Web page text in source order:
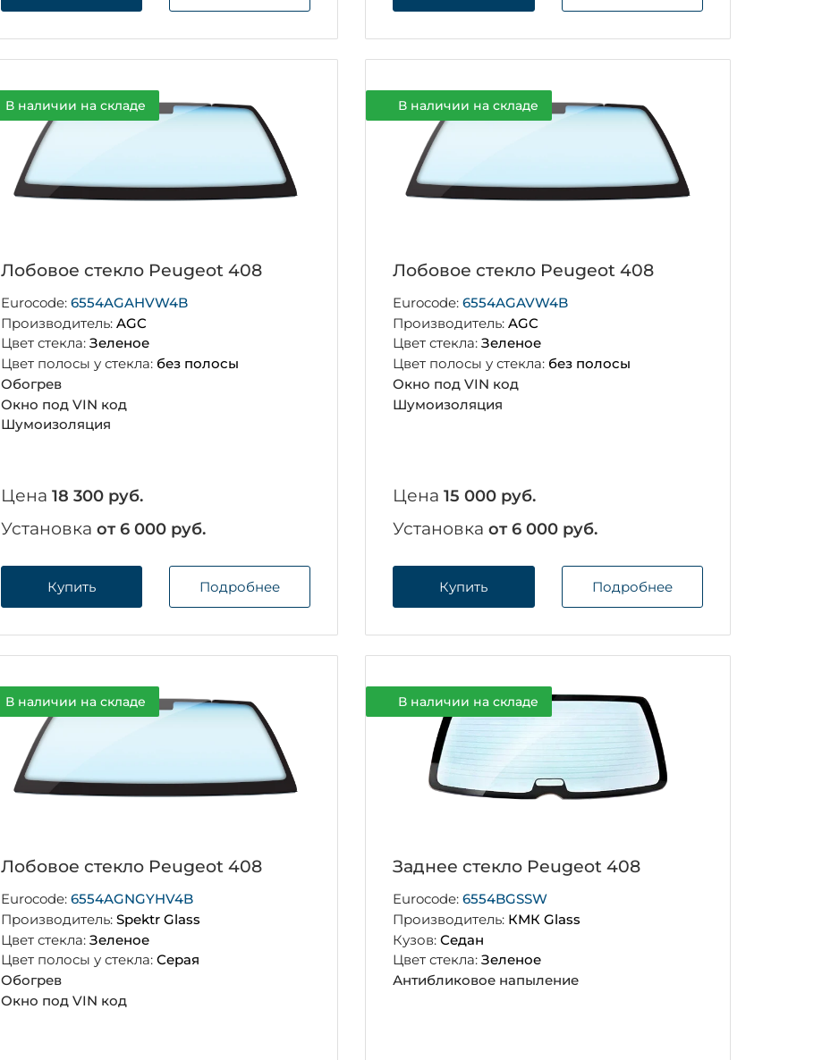
В наличии на складе
Лобовое стекло Peugeot 408
Eurocode: 6554AGAHVW4B
Производитель: AGC
Цвет стекла: Зеленое
Цвет полосы у стекла: без полосы
Обогрев
Окно под VIN код
Шумоизоляция
Цена 18 300 руб.
Установка от 6 000 руб.
Купить Подробнее
В наличии на складе
Лобовое стекло Peugeot 408
Eurocode:6554AGAVW4B
Производитель:AGC
Цвет стекла:Зеленое
Цвет полосы у стекла: без полосы
Окно под VIN код
Шумоизоляция
Цена15 000 руб.
Установкаот 6 000 руб.
Купить Подробнее
В наличии на складе
Лобовое стекло Peugeot 408
Eurocode: 6554AGNGYHV4B
Производитель: Spektr Glass
Цвет стекла: Зеленое
Цвет полосы у стекла: Серая
Обогрев
Окно под VIN код
В наличии на складе
Заднее стекло Peugeot 408
Eurocode:6554BGSSW
Производитель: КМК Glass
Кузов:Седан
Цвет стекла:Зеленое
Антибликовое напыление